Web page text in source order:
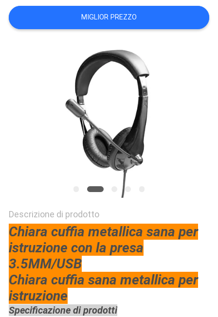
SITO
MIGLIOR PREZZO
Descrizione di prodotto
Chiara cuffia metallica sana per
istruzione con la presa
3.5MM/USB
Chiara cuffia sana metallica per
istruzione
Specificazione di prodotti